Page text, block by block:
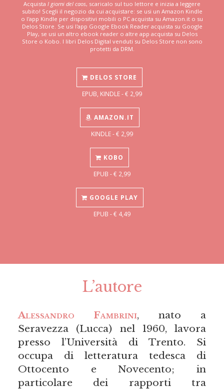
Acquista I giorni del caos, scaricalo sul tuo lettore e inizia a leggere
subito! Scegli il negozio da cui acquistare: se usi un Amazon Kindle
o l'app Kindle per dispositivi mobili o PC acquista su Amazon.it o su
Delos Store. Se usi l'app Google Ebook Reader acquista su Google
Play, se usi un altro ebook reader o altre app acquista su Delos
Store o Kobo. I libri Delos Digital venduti su Delos Store non sono
protetti da DRM.
DELOS STORE
EPUB, KINDLE - € 2,99
AMAZON.IT
KINDLE - € 2,99
KOBO
EPUB - € 2,99
GOOGLE PLAY
EPUB - € 4,49
L’autore
Alessandro Fambrini, nato a
Seravezza (Lucca) nel 1960, lavora
presso l’Università di Trento. Si
occupa di letteratura tedesca di
Ottocento e Novecento; in
particolare dei rapporti tra